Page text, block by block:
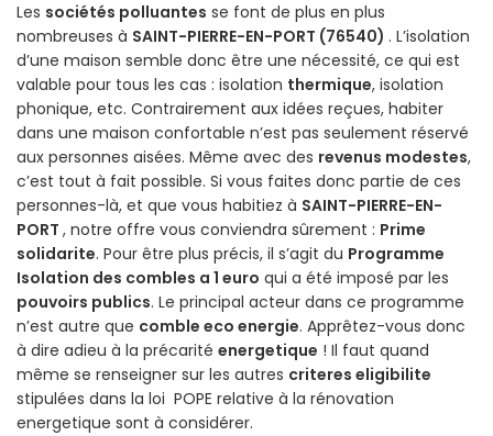
Les sociétés polluantes se font de plus en plus
nombreuses à SAINT-PIERRE-EN-PORT (76540) . L’isolation
d’une maison semble donc être une nécessité, ce qui est
valable pour tous les cas : isolation thermique, isolation
phonique, etc. Contrairement aux idées reçues, habiter
dans une maison confortable n’est pas seulement réservé
aux personnes aisées. Même avec des revenus modestes,
c’est tout à fait possible. Si vous faites donc partie de ces
personnes-là, et que vous habitiez à SAINT-PIERRE-EN-
PORT , notre offre vous conviendra sûrement : Prime
solidarite. Pour être plus précis, il s’agit du Programme
Isolation des combles a 1 euro qui a été imposé par les
pouvoirs publics. Le principal acteur dans ce programme
n’est autre que comble eco energie. Apprêtez-vous donc
à dire adieu à la précarité energetique ! Il faut quand
même se renseigner sur les autres criteres eligibilite
stipulées dans la loi POPE relative à la rénovation
energetique sont à considérer.